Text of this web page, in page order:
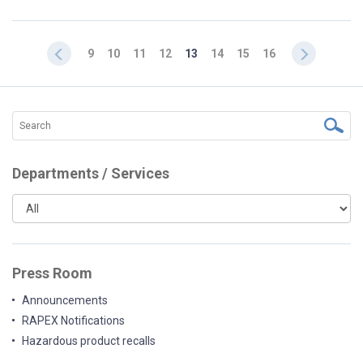
9 10 11 12 13 14 15 16
Departments / Services
Press Room
Announcements
RAPEX Notifications
Hazardous product recalls